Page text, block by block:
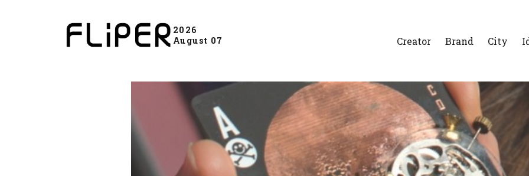
2026
August 07
Creator Brand City